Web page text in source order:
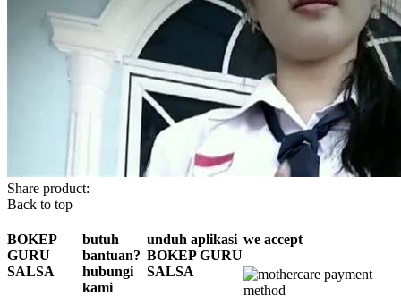
Share product:
Back to top
BOKEP
GURU
SALSA
butuh
bantuan?
hubungi
kami
unduh aplikasi
BOKEP GURU
SALSA
we accept